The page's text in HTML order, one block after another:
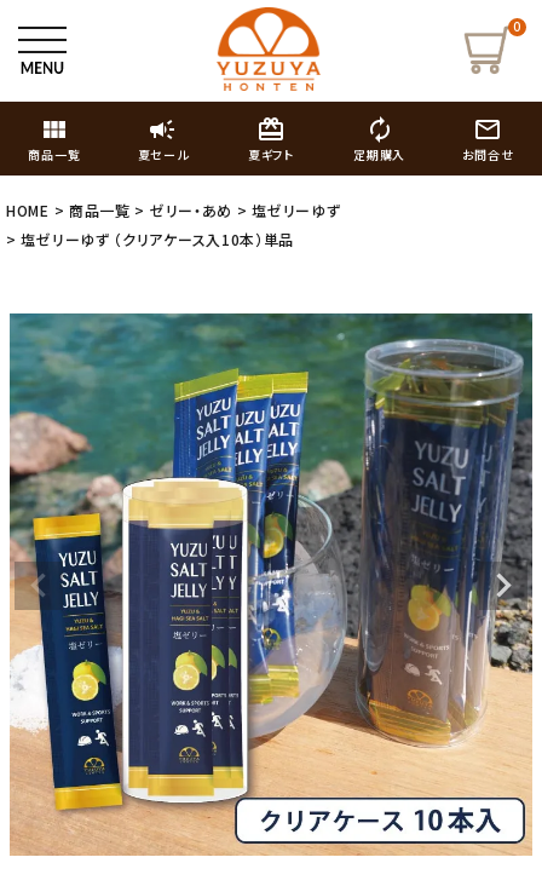
0
view_module
商品一覧
campaign
夏セール
card_giftcard
夏ギフト
autorenew
定期購入
mail_outline
お問合せ
HOME 商品一覧 ゼリー・あめ
塩ゼリーゆず
塩ゼリーゆず （クリアケース入10本）単品